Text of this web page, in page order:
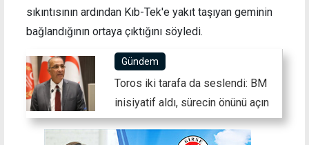
sıkıntısının ardından Kıb-Tek'e yakıt taşıyan geminin
bağlandığının ortaya çıktığını söyledi.
Gündem
Toros iki tarafa da seslendi: BM
inisiyatif aldı, sürecin önünü açın